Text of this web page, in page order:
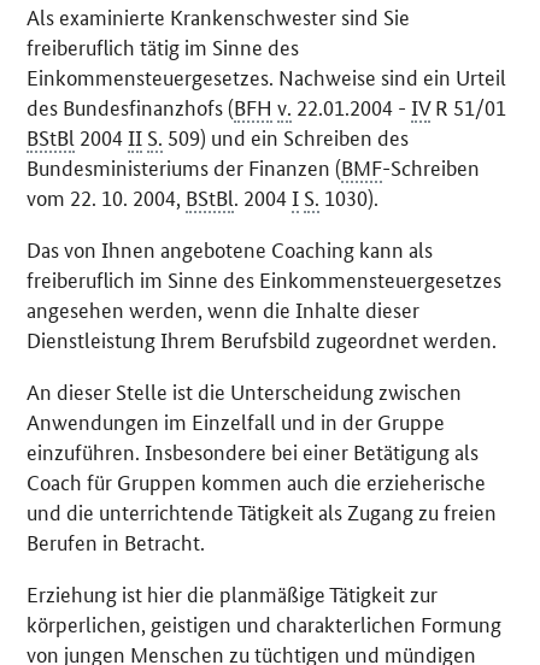
Als examinierte Krankenschwester sind Sie
freiberuflich tätig im Sinne des
Einkommensteuergesetzes. Nachweise sind ein Urteil
des Bundesfinanzhofs (BFH v. 22.01.2004 -IVR 51/01
BStBl 2004II S. 509) und ein Schreiben des
Bundesministeriums der Finanzen (BMF-Schreiben
vom 22. 10. 2004, BStBl. 2004I S. 1030).
Das von Ihnen angebotene Coaching kann als
freiberuflich im Sinne des Einkommensteuergesetzes
angesehen werden, wenn die Inhalte dieser
Dienstleistung Ihrem Berufsbild zugeordnet werden.
An dieser Stelle ist die Unterscheidung zwischen
Anwendungen im Einzelfall und in der Gruppe
einzuführen. Insbesondere bei einer Betätigung als
Coach für Gruppen kommen auch die erzieherische
und die unterrichtende Tätigkeit als Zugang zu freien
Berufen in Betracht.
Erziehung ist hier die planmäßige Tätigkeit zur
körperlichen, geistigen und charakterlichen Formung
von jungen Menschen zu tüchtigen und mündigen